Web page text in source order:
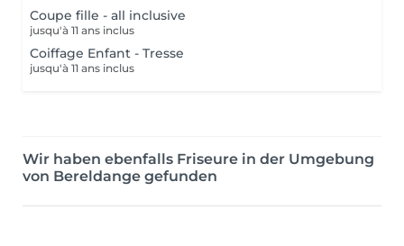
Coupe fille - all inclusive
jusqu'à 11 ans inclus
Coiffage Enfant - Tresse
jusqu'à 11 ans inclus
Wir haben ebenfalls Friseure in der Umgebung
von Bereldange gefunden